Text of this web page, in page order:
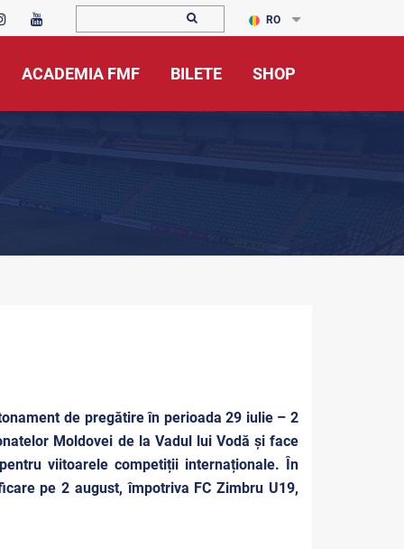
RO
ACADEMIA FMF BILETE SHOP
de pregătire în perioada 29 iulie – 2
Moldovei de la Vadul lui Vodă și face
viitoarele competiții internaționale. În
pe 2 august, împotriva FC Zimbru U19,